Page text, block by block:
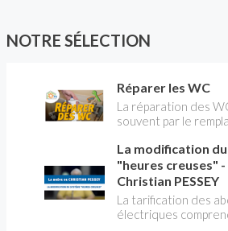
NOTRE SÉLECTION
Réparer les WC
La réparation des
souvent par le
expliquer
La modification
"heures creuses"
Christian PESSEY
La tarification des
électriques